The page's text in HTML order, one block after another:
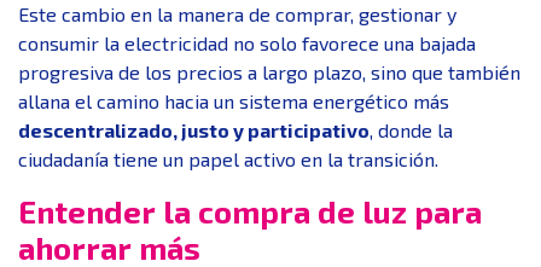
Este cambio en la manera de comprar, gestionar y
consumir la electricidad no solo favorece una bajada
progresiva de los precios a largo plazo, sino que también
allana el camino hacia un sistema energético más
descentralizado, justo y participativo, donde la
ciudadanía tiene un papel activo en la transición.
Entender la compra de luz para
ahorrar más